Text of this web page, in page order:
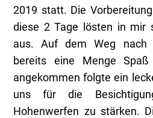
2019 statt. Die
diese 2 Tage lösten in mir
aus. Auf dem Weg nach
bereits eine Menge
angekommen folgte ein
uns für die
Hohenwerfen zu stärken.